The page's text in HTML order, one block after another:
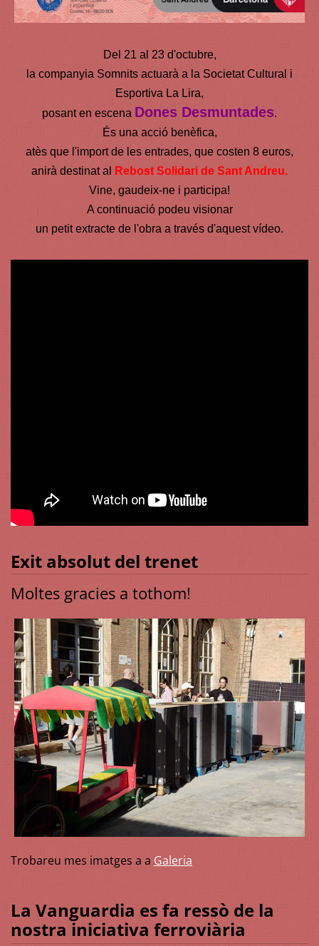
Del 21 al 23 d'octubre,
la companyia Somnits actuarà a la Societat Cultural i
Esportiva La Lira,
posant en escena Dones Desmuntades.
És una acció benèfica,
atès que l'import de les entrades, que costen 8 euros,
anirà destinat al
Rebost Solidari de Sant Andreu.
Vine, gaudeix-ne i participa!
A continuació podeu visionar
un petit extracte de l'obra a través d'aquest vídeo.
Exit absolut del trenet
Moltes gracies a tothom!
Trobareu mes imatges a a Galeria
La Vanguardia es fa ressò de la
nostra iniciativa ferroviària